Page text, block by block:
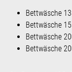
Bettwäsche
Bettwäsche
Bettwäsche
Bettwäsche